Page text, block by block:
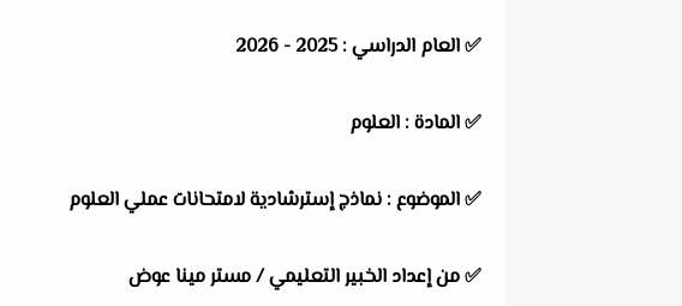
✅العام الدراسي :2025 - 2026
✅المادة : العلوم
✅الموضوع : نماذج إسترشادية لامتحانات عملي العلوم
✅من إعداد الخبير التعليمي /مستر مينا عوض